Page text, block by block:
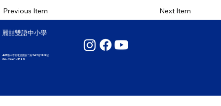
Previous Item Next Item
麗喆雙語中小學
407臺中市西屯區國安二路242巷199號
04 - 2461 - 3099